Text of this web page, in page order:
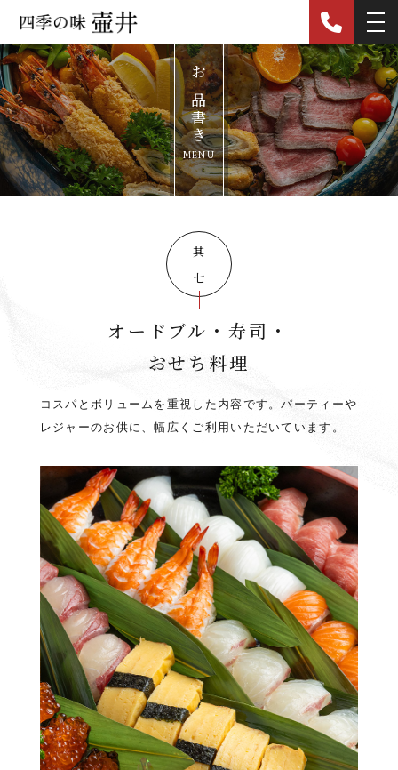
お品書き
MENU
其の七
オードブル・寿司・
おせち料理
コスパとボリュームを重視した内容です。パーティーや
レジャーのお供に、幅広くご利用いただいています。